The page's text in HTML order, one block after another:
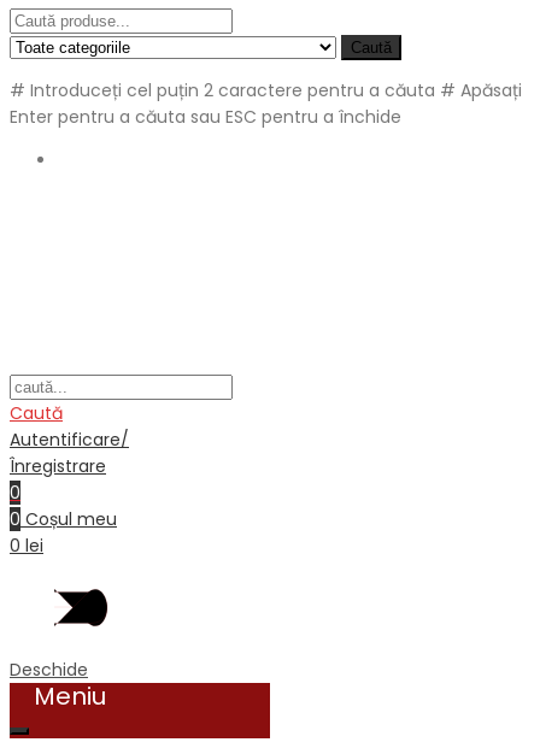
Caută
# Introduceți cel puțin 2 caractere pentru a căuta # Apăsați
Enter pentru a căuta sau ESC pentru a închide
Caută
Autentificare/
Înregistrare
0
0 Coșul meu
0 lei
Deschide